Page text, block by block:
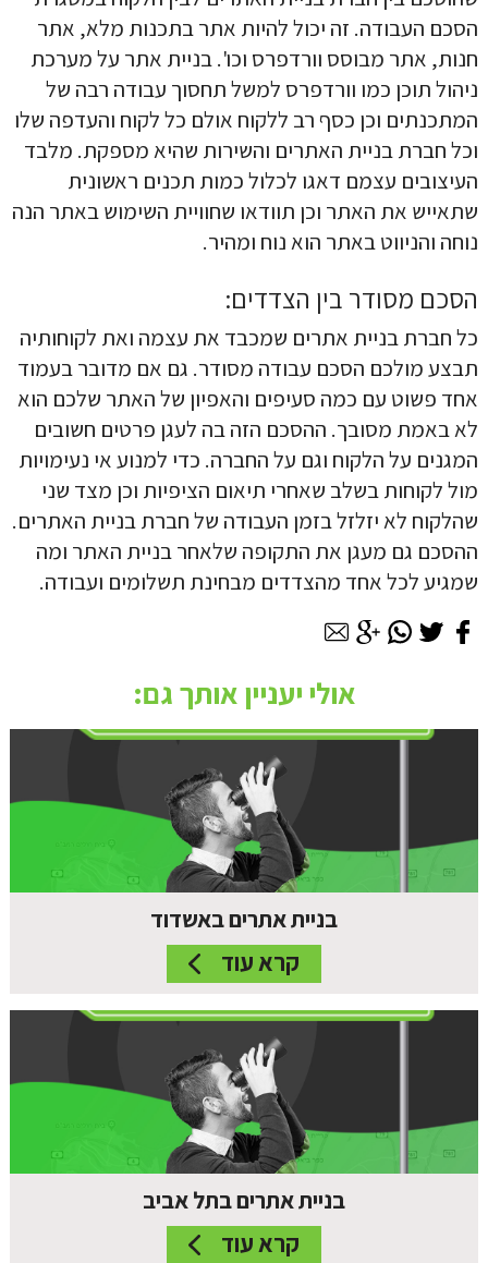
הסכם העבודה. זה יכול להיות אתר בתכנות מלא, אתר
חנות, אתר מבוסס וורדפרס וכו'. בניית אתר על מערכת
ניהול תוכן כמו וורדפרס למשל תחסוך עבודה רבה של
המתכנתים וכן כסף רב ללקוח אולם כל לקוח והעדפה שלו
וכל חברת בניית האתרים והשירות שהיא מספקת. מלבד
העיצובים עצמם דאגו לכלול כמות תכנים ראשונית
שתאייש את האתר וכן תוודאו שחוויית השימוש באתר הנה
נוחה והניווט באתר הוא נוח ומהיר.
הסכם מסודר בין הצדדים:
כל חברת בניית אתרים שמכבד את עצמה ואת לקוחותיה
תבצע מולכם הסכם עבודה מסודר. גם אם מדובר בעמוד
אחד פשוט עם כמה סעיפים והאפיון של האתר שלכם הוא
לא באמת מסובך. ההסכם הזה בה לעגן פרטים חשובים
המגנים על הלקוח וגם על החברה. כדי למנוע אי נעימויות
מול לקוחות בשלב שאחרי תיאום הציפיות וכן מצד שני
שהלקוח לא יזלזל בזמן העבודה של חברת בניית האתרים.
ההסכם גם מעגן את התקופה שלאחר בניית האתר ומה
שמגיע לכל אחד מהצדדים מבחינת תשלומים ועבודה.
אולי יעניין אותך גם:
בניית אתרים באשדוד
קרא עוד
בניית אתרים בתל אביב
קרא עוד